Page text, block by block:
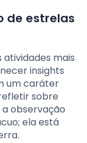
de estrelas
mais
insights
um caráter
sobre
a observação
ela está